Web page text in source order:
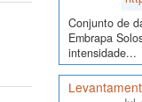
Conjunto de
Embrapa
intensidade...